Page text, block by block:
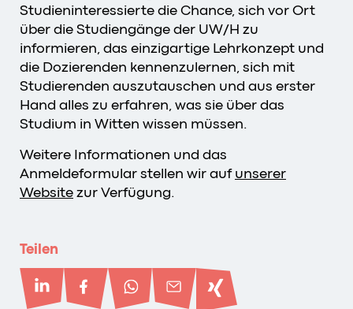
Studieninteressierte die Chance, sich vor Ort
über die Studiengänge der UW/H zu
informieren, das einzigartige Lehrkonzept und
die Dozierenden kennenzulernen, sich mit
Studierenden auszutauschen und aus erster
Hand alles zu erfahren, was sie über das
Studium in Witten wissen müssen.
Weitere Informationen und das
Anmeldeformular stellen wir auf unserer
Website zur Verfügung.
Teilen